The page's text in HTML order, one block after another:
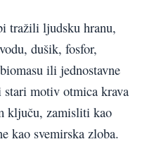
tražili ljudsku hranu,
dušik, fosfor,
ili jednostavne
stari motiv otmica krava
ključu, zamisliti kao
kao svemirska zloba.